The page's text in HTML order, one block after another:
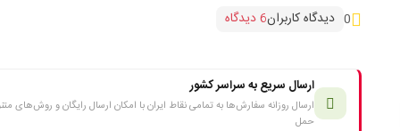
0 دیدگاه کاربران6 دیدگاه
ارسال سریع به سراسر کشور
ارسال روزانه سفارش‌ها به تمامی نقاط ایران با امکان ارسال رایگان و روش‌های
حمل